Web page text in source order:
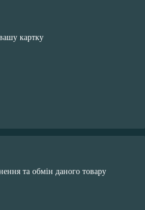
картку
та обмін даного товару